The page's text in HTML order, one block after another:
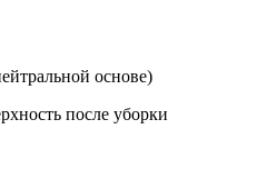
основе)
после уборки